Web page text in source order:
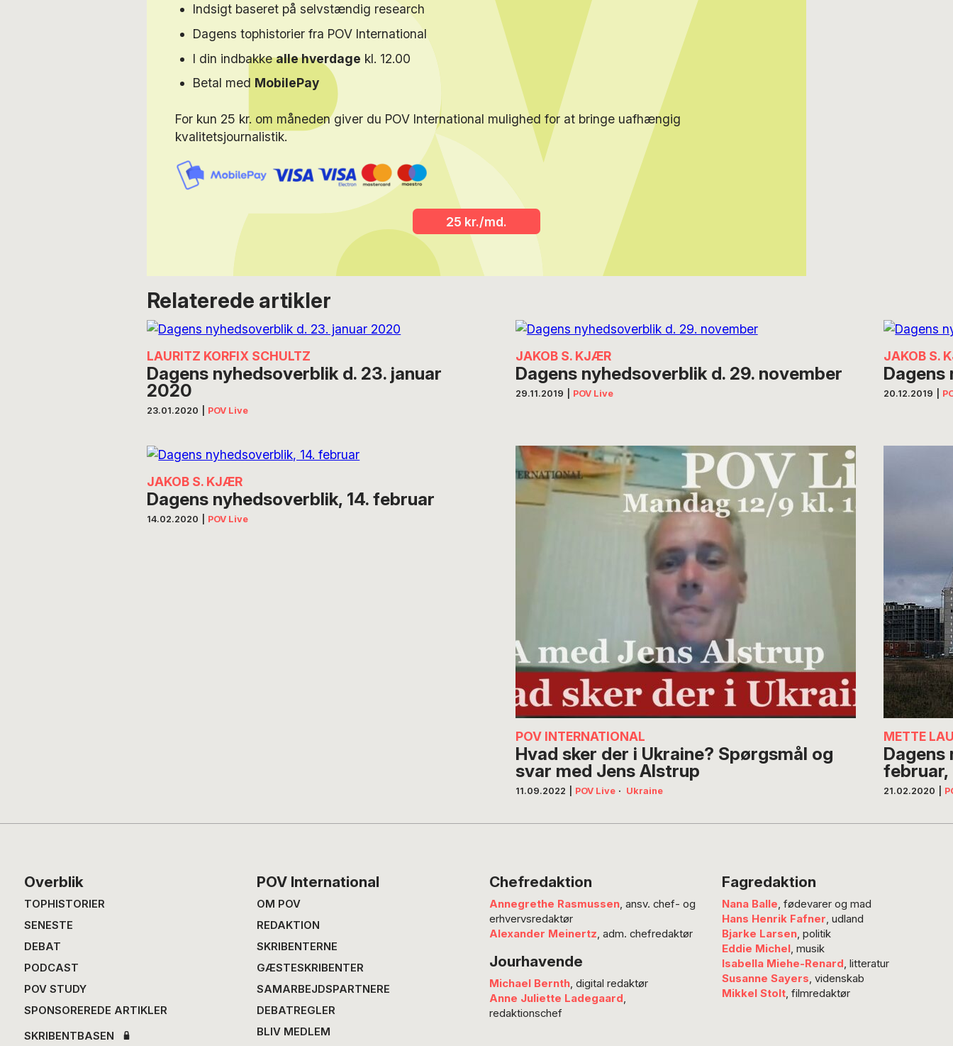
Indsigt baseret på selvstændig research
Dagens tophistorier fra POV International
I din indbakkealle hverdage kl. 12.00
Betal med MobilePay
For kun 25 kr. om måneden giver du POV International mulighed for at bringe uafhængig
kvalitetsjournalistik.
25 kr./md.
Relaterede artikler
LAURITZ KORFIX SCHULTZ
Dagens nyhedsoverblik d. 23. januar
2020
23.01.2020 POV Live
JAKOB S. KJÆR
Dagens nyhedsoverblik d. 29. november
29.11.2019 POV Live
JAKOB S.
Dagens
20.12.2019
JAKOB S. KJÆR
Dagens nyhedsoverblik, 14. februar
14.02.2020 POV Live
POV INTERNATIONAL
Hvad sker der i Ukraine? Spørgsmål og
svar med Jens Alstrup
11.09.2022 POV Live · Ukraine
METTE
Dagens
21.02.2020
Footer
Overblik
TOPHISTORIER
SENESTE
DEBAT
PODCAST
POV STUDY
SPONSOREREDE ARTIKLER
SKRIBENTBASEN
POV International
OM POV
REDAKTION
SKRIBENTERNE
GÆSTESKRIBENTER
SAMARBEJDSPARTNERE
DEBATREGLER
BLIV MEDLEM
Chefredaktion
Annegrethe Rasmussen, ansv. chef- og
erhvervsredaktør
Alexander Meinertz, adm. chefredaktør
Jourhavende
Michael Bernth, digital redaktør
Anne Juliette Ladegaard,
redaktionschef
Fagredaktion
Nana Balle, fødevarer og mad
Hans Henrik Fafner, udland
Bjarke Larsen, politik
Eddie Michel, musik
Isabella Miehe-Renard, litteratur
Susanne Sayers, videnskab
Mikkel Stolt, filmredaktør